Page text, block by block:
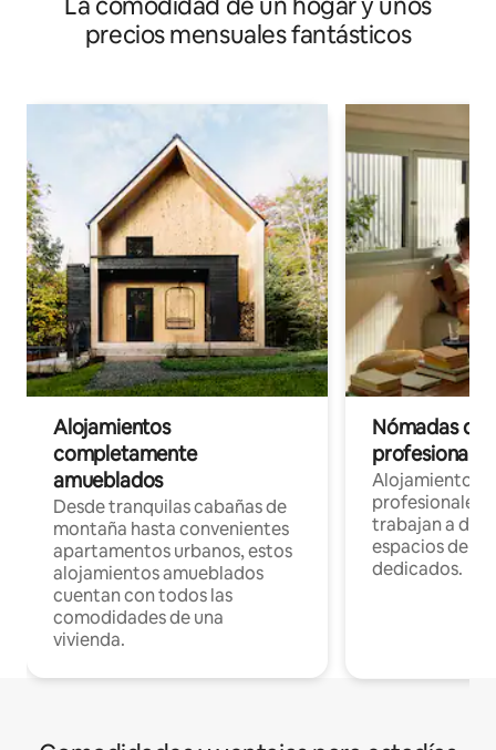
La comodidad de un hogar y unos
precios mensuales fantásticos
Alojamientos
completamente
amueblados
Desde tranquilas cabañas de
montaña hasta convenientes
apartamentos urbanos, estos
alojamientos amueblados
cuentan con todos las
comodidades de una
vivienda.
Nómadas
Alojamientos
profesionales
trabajan a
espacios de
dedicados.